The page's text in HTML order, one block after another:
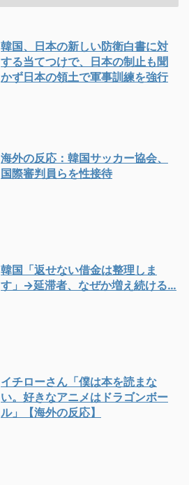
韓国、日本の新しい防衛白書に対
する当てつけで、日本の制止も聞
かず日本の領土で軍事訓練を強行
海外の反応：韓国サッカー協会、
国際審判員らを性接待
韓国「返せない借金は整理しま
す」→延滞者、なぜか増え続ける…
イチローさん「僕は本を読まな
い。好きなアニメはドラゴンボー
ル」【海外の反応】